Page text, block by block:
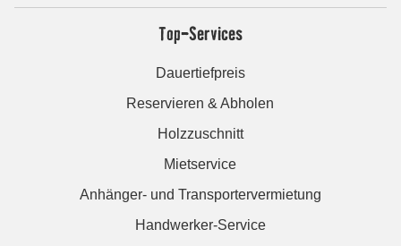
Top-Services
Dauertiefpreis
Reservieren & Abholen
Holzzuschnitt
Mietservice
Anhänger- und Transportervermietung
Handwerker-Service